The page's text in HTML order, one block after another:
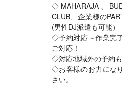
◇MAHARAJA、
CLUB、企業様の
(男性DJ派遣も可能）
◇予約対応～作業完
ご対応！
◇対応地域外の予約
◇お客様のお力にな
さい。